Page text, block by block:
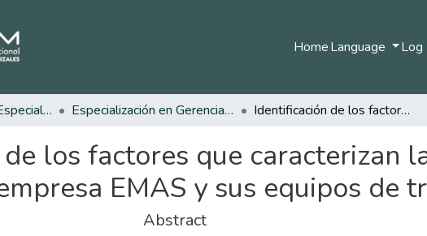
HomeLanguage Log
Trabajos de Grado Especializaciones Especialización en Gerencia del Talento Humano Identificación de los factores que caracterizan la comunicación entre los líderes de la empresa EMAS y sus equipos de trabajo.
los factores que caracterizan
EMAS y sus equipos de
Abstract